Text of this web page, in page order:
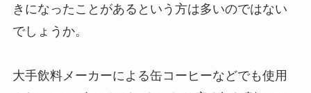
きになったことがあるという方は多いのではない
でしょうか。
大手飲料メーカーによる缶コーヒーなどでも使用